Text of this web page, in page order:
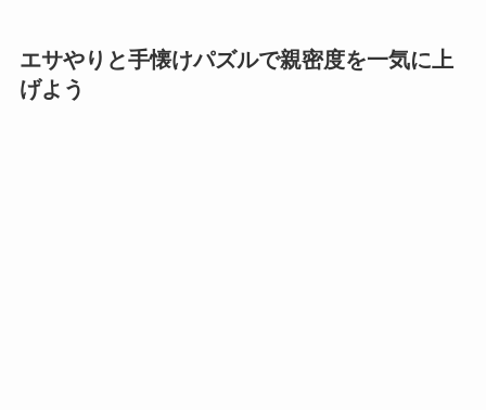
エサやりと手懐けパズルで親密度を一気に上
げよう